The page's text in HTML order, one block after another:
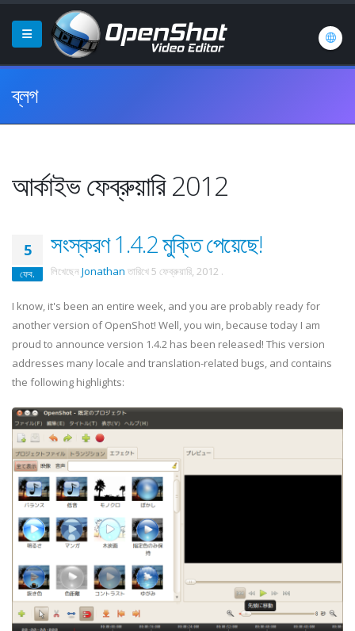
ব্লগ
আর্কাইভ ফেব্রুয়ারি 2012
5
ফেব.
সংস্করণ 1.4.2 মুক্তি পেয়েছে!
লিখেছেন Jonathan তারিখে 5 ফেব্রুয়ারি, 2012 .
I know, it's been an entire week, and you are probably ready for
another version of OpenShot! Well, you win, because today I am
proud to announce version 1.4.2 has been released! This version
addresses many locale and translation-related bugs, and contains
the following highlights: